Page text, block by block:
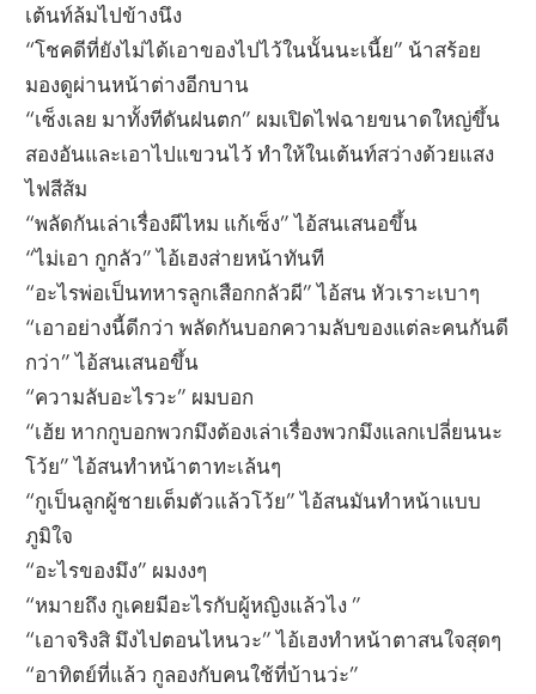
เต้นท์ล้มไปข้างนึง
“โชคดีที่ยังไม่ได้เอาของไปไว้ในนั้นนะเนี้ย” น้าสร้อย
มองดูผ่านหน้าต่างอีกบาน
“เซ็งเลย มาทั้งทีดันฝนตก” ผมเปิดไฟฉายขนาดใหญ่ขึ้น
สองอันและเอาไปแขวนไว้ ทำให้ในเต้นท์สว่างด้วยแสง
ไฟสีส้ม
“พลัดกันเล่าเรื่องผีไหม แก้เซ็ง” ไอ้สนเสนอขึ้น
“ไม่เอา กูกลัว” ไอ้เฮงส่ายหน้าทันที
“อะไรพ่อเป็นทหารลูกเสือกกลัวผี” ไอ้สน หัวเราะเบาๆ
“เอาอย่างนี้ดีกว่า พลัดกันบอกความลับของแต่ละคนกันดี
กว่า” ไอ้สนเสนอขึ้น
“ความลับอะไรวะ” ผมบอก
“เฮ้ย หากกูบอกพวกมึงต้องเล่าเรื่องพวกมึงแลกเปลี่ยนนะ
โว้ย” ไอ้สนทำหน้าตาทะเล้นๆ
“กูเป็นลูกผู้ชายเต็มตัวแล้วโว้ย” ไอ้สนมันทำหน้าแบบ
ภูมิใจ
“อะไรของมึง” ผมงงๆ
“หมายถึง กูเคยมีอะไรกับผู้หญิงแล้วไง ”
“เอาจริงสิ มึงไปตอนไหนวะ” ไอ้เฮงทำหน้าตาสนใจสุดๆ
“อาทิตย์ที่แล้ว กูลองกับคนใช้ที่บ้านว่ะ”